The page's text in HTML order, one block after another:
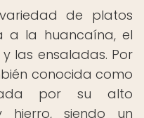
de platos
a la huancaína, el
las ensaladas. Por
conocida como
por su alto
siendo un